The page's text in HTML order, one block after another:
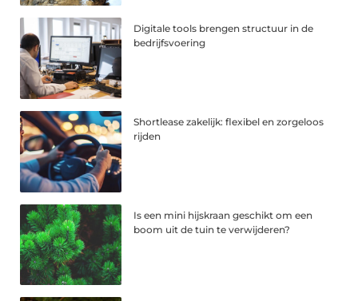
Digitale tools brengen structuur in de
bedrijfsvoering
Shortlease zakelijk: flexibel en zorgeloos
rijden
Is een mini hijskraan geschikt om een
boom uit de tuin te verwijderen?